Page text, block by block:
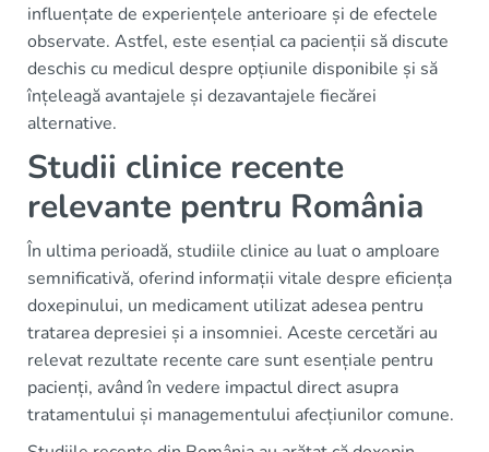
influențate de experiențele anterioare și de efectele
observate. Astfel, este esențial ca pacienții să discute
deschis cu medicul despre opțiunile disponibile și să
înțeleagă avantajele și dezavantajele fiecărei
alternative.
Studii clinice recente
relevante pentru România
În ultima perioadă, studiile clinice au luat o amploare
semnificativă, oferind informații vitale despre eficiența
doxepinului, un medicament utilizat adesea pentru
tratarea depresiei și a insomniei. Aceste cercetări au
relevat rezultate recente care sunt esențiale pentru
pacienți, având în vedere impactul direct asupra
tratamentului și managementului afecțiunilor comune.